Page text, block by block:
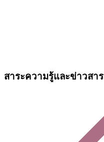
สาระความรู้และข่าวสาร